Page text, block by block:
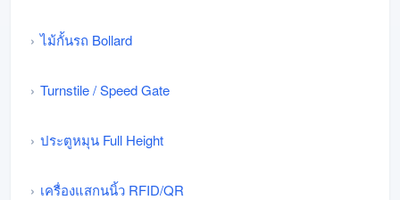
ไม้กั้นรถ Bollard
Turnstile / Speed Gate
ประตูหมุน Full Height
เครื่องแสกนนิ้ว RFID/QR